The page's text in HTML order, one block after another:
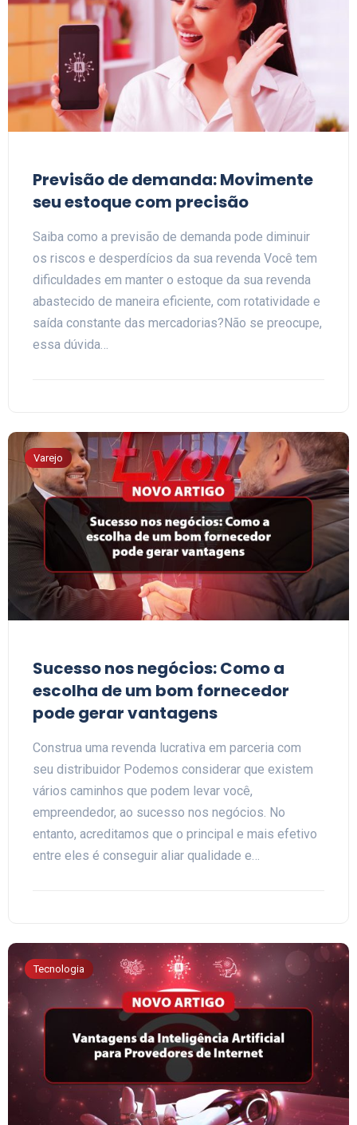
Previsão de demanda: Movimente
seu estoque com precisão
Saiba como a previsão de demanda pode diminuir
os riscos e desperdícios da sua revenda Você tem
dificuldades em manter o estoque da sua revenda
abastecido de maneira eficiente, com rotatividade e
saída constante das mercadorias?Não se preocupe,
essa dúvida…
Varejo
Sucesso nos negócios: Como a
escolha de um bom fornecedor
pode gerar vantagens
Construa uma revenda lucrativa em parceria com
seu distribuidor Podemos considerar que existem
vários caminhos que podem levar você,
empreendedor, ao sucesso nos negócios. No
entanto, acreditamos que o principal e mais efetivo
entre eles é conseguir aliar qualidade e…
Tecnologia